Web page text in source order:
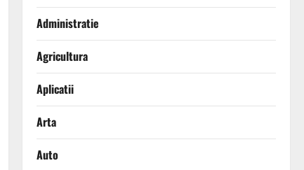
Administratie
Agricultura
Aplicatii
Arta
Auto